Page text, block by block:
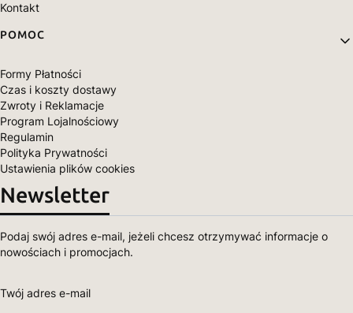
Kontakt
POMOC
Formy Płatności
Czas i koszty dostawy
Zwroty i Reklamacje
Program Lojalnościowy
Regulamin
Polityka Prywatności
Ustawienia plików cookies
Newsletter
Podaj swój adres e-mail, jeżeli chcesz otrzymywać informacje o
nowościach i promocjach.
Twój adres e-mail